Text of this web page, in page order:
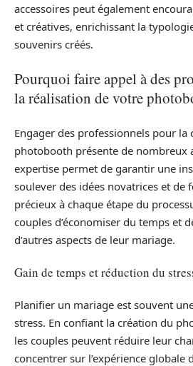
accessoires peut également
et créatives, enrichissant la
souvenirs créés.
Pourquoi faire appel à des
la réalisation de votre
Engager des professionnels pour la
photobooth présente de nombreux
expertise permet de garantir une
soulever des idées novatrices et de
précieux à chaque étape du
couples d’économiser du temps et
d’autres aspects de leur mariage.
Gain de temps et réduction du
Planifier un mariage est souvent
stress. En confiant la création du
les couples peuvent réduire leur
concentrer sur l’expérience globale